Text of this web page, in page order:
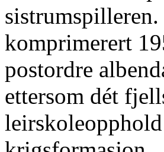
komprimerert
postordre
ettersom dét